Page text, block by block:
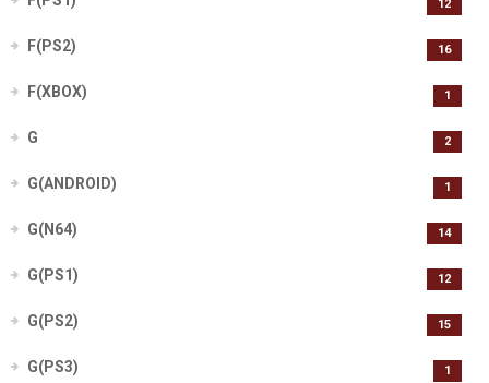
12
F(PS2) 16
F(XBOX) 1
G 2
G(ANDROID) 1
G(N64) 14
G(PS1) 12
G(PS2) 15
G(PS3) 1